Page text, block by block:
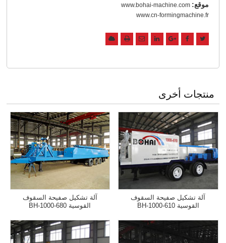
موقع: www.bohai-machine.com
www.cn-formingmachine.fr
منتجات أخرى
آلة تشكيل صفيحة السقوف
القوسية BH-1000-610
آلة تشكيل صفيحة السقوف
القوسية BH-1000-680